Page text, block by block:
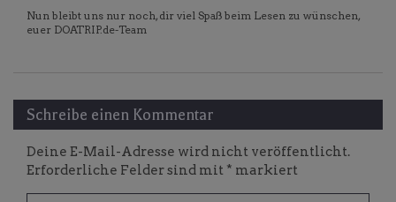
Nun bleibt uns nur noch, dir viel Spaß beim Lesen zu wünschen,
euer DOATRIP.de-Team
Schreibe einen Kommentar
Deine E-Mail-Adresse wird nicht veröffentlicht.
Erforderliche Felder sind mit * markiert